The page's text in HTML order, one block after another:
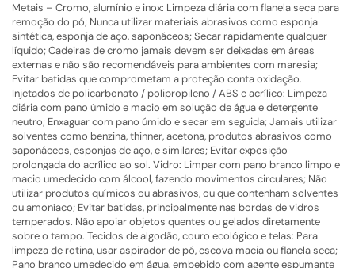
Metais – Cromo, alumínio e inox: Limpeza diária com flanela seca para
remoção do pó; Nunca utilizar materiais abrasivos como esponja
sintética, esponja de aço, saponáceos; Secar rapidamente qualquer
líquido; Cadeiras de cromo jamais devem ser deixadas em áreas
externas e não são recomendáveis para ambientes com maresia;
Evitar batidas que comprometam a proteção conta oxidação.
Injetados de policarbonato / polipropileno / ABS e acrílico: Limpeza
diária com pano úmido e macio em solução de água e detergente
neutro; Enxaguar com pano úmido e secar em seguida; Jamais utilizar
solventes como benzina, thinner, acetona, produtos abrasivos como
saponáceos, esponjas de aço, e similares; Evitar exposição
prolongada do acrílico ao sol. Vidro: Limpar com pano branco limpo e
macio umedecido com álcool, fazendo movimentos circulares; Não
utilizar produtos químicos ou abrasivos, ou que contenham solventes
ou amoníaco; Evitar batidas, principalmente nas bordas de vidros
temperados. Não apoiar objetos quentes ou gelados diretamente
sobre o tampo. Tecidos de algodão, couro ecológico e telas: Para
limpeza de rotina, usar aspirador de pó, escova macia ou flanela seca;
Pano branco umedecido em água, embebido com agente espumante